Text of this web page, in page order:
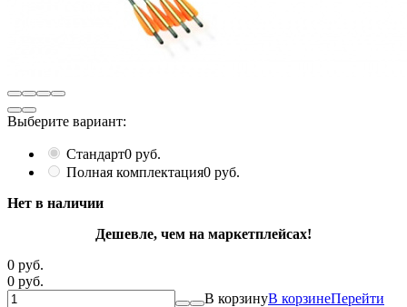
Выберите вариант:
Стандарт0 руб.
Полная комплектация0 руб.
Нет в наличии
Дешевле, чем на маркетплейсах!
0 руб.
0 руб.
В корзинуВ корзинеПерейти